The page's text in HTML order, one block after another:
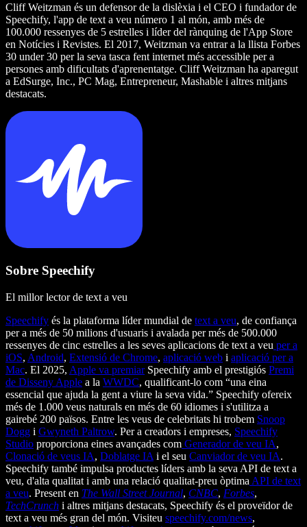
Cliff Weitzman és un defensor de la dislèxia i el CEO i fundador de
Speechify, l'app de text a veu número 1 al món, amb més de
100.000 ressenyes de 5 estrelles i líder del rànquing de l'App Store
en Notícies i Revistes. El 2017, Weitzman va entrar a la llista Forbes
30 under 30 per la seva tasca fent internet més accessible per a
persones amb dificultats d'aprenentatge. Cliff Weitzman ha aparegut
a EdSurge, Inc., PC Mag, Entrepreneur, Mashable i altres mitjans
destacats.
Sobre Speechify
El millor lector de text a veu
Speechify és la plataforma líder mundial de text a veu, de confiança
per a més de 50 milions d'usuaris i avalada per més de 500.000
ressenyes de cinc estrelles a les seves aplicacions de text a veu per a
iOS, Android, Extensió de Chrome, aplicació web i aplicació per a
Mac. El 2025, Apple va premiarSpeechify amb el prestigiós Premi
de Disseny Apple a la WWDC, qualificant-lo com “una eina
essencial que ajuda la gent a viure la seva vida.” Speechify ofereix
més de 1.000 veus naturals en més de 60 idiomes i s'utilitza a
gairebé 200 països. Entre les veus de celebritats hi trobem Snoop
Dogg i Gwyneth Paltrow. Per a creadors i empreses, Speechify
Studio proporciona eines avançades com Generador de veu IA,
Clonació de veus IA, Doblatge IA i el seu Canviador de veu IA.
Speechify també impulsa productes líders amb la seva API de text a
veu, d'alta qualitat i amb una relació qualitat-preu òptima API de text
a veu. Present en The Wall Street Journal, CNBC, Forbes,
TechCrunch i altres mitjans destacats, Speechify és el proveïdor de
text a veu més gran del món. Visiteu speechify.com/news,